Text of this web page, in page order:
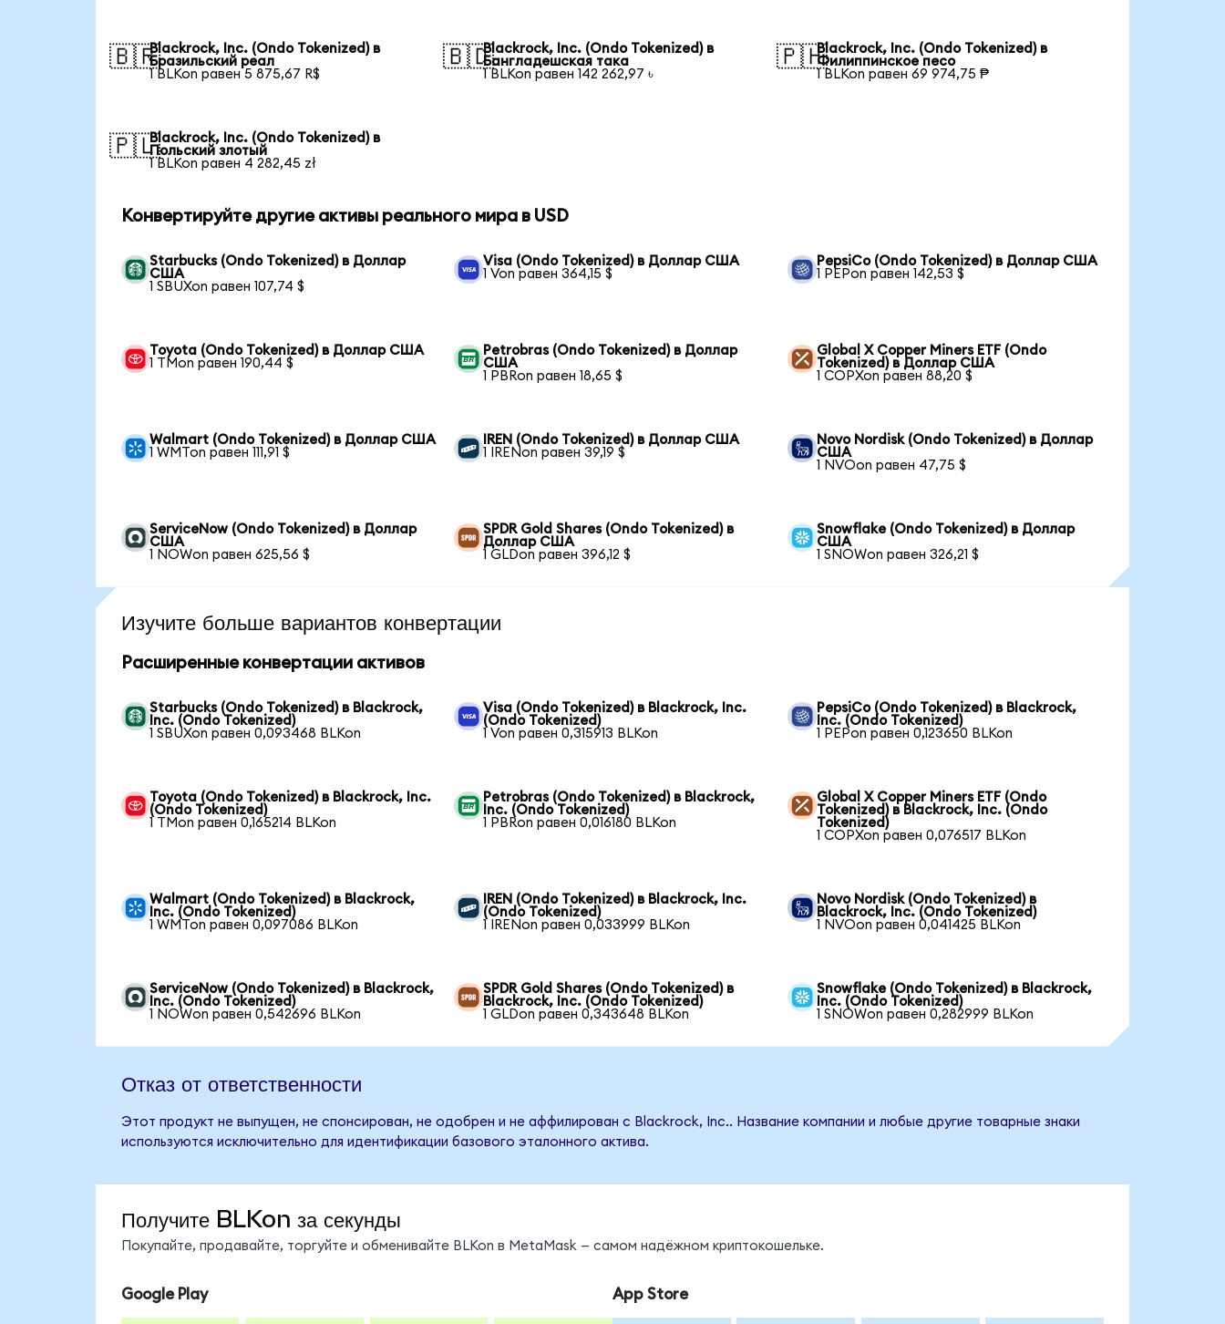
🇧🇷Blackrock, Inc. (Ondo Tokenized) в
Бразильский реал
1 BLKon равен 5 875,67 R$
🇧🇩Blackrock, Inc. (Ondo Tokenized) в
Бангладешская така
1 BLKon равен 142 262,97 ৳
🇵🇭Blackrock, Inc. (Ondo Tokenized) в
Филиппинское песо
1 BLKon равен 69 974,75 ₱
🇵🇱Blackrock, Inc. (Ondo Tokenized) в
Польский злотый
1 BLKon равен 4 282,45 zł
Конвертируйте другие активы реального мира в USD
Starbucks (Ondo Tokenized) в Доллар
США
1 SBUXon равен 107,74 $
Visa (Ondo Tokenized) в Доллар США
1 Von равен 364,15 $
PepsiCo (Ondo Tokenized) в Доллар США
1 PEPon равен 142,53 $
Toyota (Ondo Tokenized) в Доллар США
1 TMon равен 190,44 $
Petrobras (Ondo Tokenized) в Доллар
США
1 PBRon равен 18,65 $
Global X Copper Miners ETF (Ondo
Tokenized) в Доллар США
1 COPXon равен 88,20 $
Walmart (Ondo Tokenized) в Доллар США
1 WMTon равен 111,91 $
IREN (Ondo Tokenized) в Доллар США
1 IRENon равен 39,19 $
Novo Nordisk (Ondo Tokenized) в Доллар
США
1 NVOon равен 47,75 $
ServiceNow (Ondo Tokenized) в Доллар
США
1 NOWon равен 625,56 $
SPDR Gold Shares (Ondo Tokenized) в
Доллар США
1 GLDon равен 396,12 $
Snowflake (Ondo Tokenized) в Доллар
США
1 SNOWon равен 326,21 $
Изучите больше вариантов конвертации
Расширенные конвертации активов
Starbucks (Ondo Tokenized) в Blackrock,
Inc. (Ondo Tokenized)
1 SBUXon равен 0,093468 BLKon
Visa (Ondo Tokenized) в Blackrock, Inc.
(Ondo Tokenized)
1 Von равен 0,315913 BLKon
PepsiCo (Ondo Tokenized) в Blackrock,
Inc. (Ondo Tokenized)
1 PEPon равен 0,123650 BLKon
Toyota (Ondo Tokenized) в Blackrock, Inc.
(Ondo Tokenized)
1 TMon равен 0,165214 BLKon
Petrobras (Ondo Tokenized) в Blackrock,
Inc. (Ondo Tokenized)
1 PBRon равен 0,016180 BLKon
Global X Copper Miners ETF (Ondo
Tokenized) в Blackrock, Inc. (Ondo
Tokenized)
1 COPXon равен 0,076517 BLKon
Walmart (Ondo Tokenized) в Blackrock,
Inc. (Ondo Tokenized)
1 WMTon равен 0,097086 BLKon
IREN (Ondo Tokenized) в Blackrock, Inc.
(Ondo Tokenized)
1 IRENon равен 0,033999 BLKon
Novo Nordisk (Ondo Tokenized) в
Blackrock, Inc. (Ondo Tokenized)
1 NVOon равен 0,041425 BLKon
ServiceNow (Ondo Tokenized) в Blackrock,
Inc. (Ondo Tokenized)
1 NOWon равен 0,542696 BLKon
SPDR Gold Shares (Ondo Tokenized) в
Blackrock, Inc. (Ondo Tokenized)
1 GLDon равен 0,343648 BLKon
Snowflake (Ondo Tokenized) в Blackrock,
Inc. (Ondo Tokenized)
1 SNOWon равен 0,282999 BLKon
Отказ от ответственности
Этот продукт не выпущен, не спонсирован, не одобрен и не аффилирован с Blackrock, Inc.. Название компании и любые другие товарные знаки
используются исключительно для идентификации базового эталонного актива.
Получите BLKon за секунды
Покупайте, продавайте, торгуйте и обменивайте BLKon в MetaMask — самом надёжном криптокошельке.
Google Play App Store